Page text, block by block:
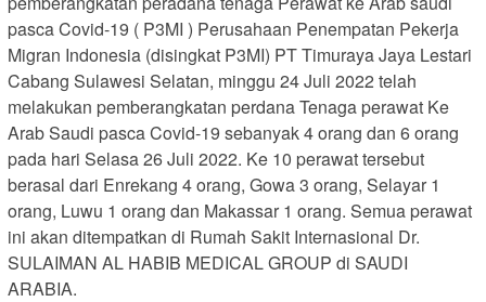
pasca Covid-19 ( P3MI ) Perusahaan Penempatan Pekerja
Migran Indonesia (disingkat P3MI) PT Timuraya Jaya Lestari
Cabang Sulawesi Selatan, minggu 24 Juli 2022 telah
melakukan pemberangkatan perdana Tenaga perawat Ke
Arab Saudi pasca Covid-19 sebanyak 4 orang dan 6 orang
pada hari Selasa 26 Juli 2022. Ke 10 perawat tersebut
berasal dari Enrekang 4 orang, Gowa 3 orang, Selayar 1
orang, Luwu 1 orang dan Makassar 1 orang. Semua perawat
ini akan ditempatkan di Rumah Sakit Internasional Dr.
SULAIMAN AL HABIB MEDICAL GROUP di SAUDI
ARABIA.